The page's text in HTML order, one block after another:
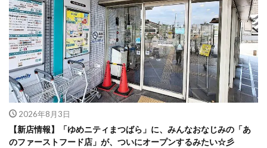
2026年8月3日
【新店情報】「ゆめニティまつばら」に、みんなおなじみの「あ
のファーストフード店」が、ついにオープンするみたい☆彡